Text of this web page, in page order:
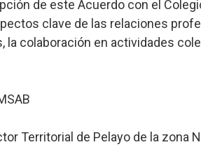
de este Acuerdo con el
clave de las relaciones
la colaboración en actividades
Territorial de Pelayo de la zona